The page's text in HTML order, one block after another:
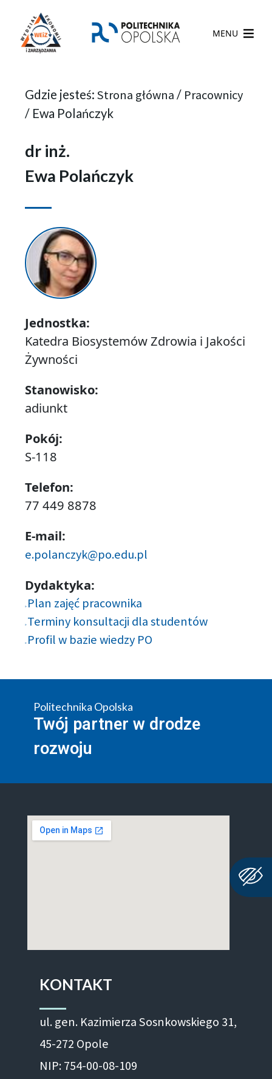
MENU
Gdzie jesteś: Strona główna / Pracownicy
/ Ewa Polańczyk
dr inż.
Ewa Polańczyk
Jednostka:
Katedra Biosystemów Zdrowia i Jakości
Żywności
Stanowisko:
adiunkt
Pokój:
S-118
Telefon:
77 449 8878
E-mail:
e.polanczyk@po.edu.pl
Dydaktyka:
Plan zajęć pracownika
Terminy konsultacji dla studentów
Profil w bazie wiedzy PO
Politechnika Opolska
Twój partner w drodze
rozwoju
KONTAKT
ul. gen. Kazimierza Sosnkowskiego 31,
45-272 Opole
NIP: 754-00-08-109